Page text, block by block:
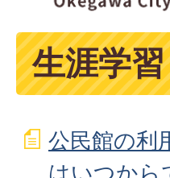
生涯学習
公民館の利
はいつから